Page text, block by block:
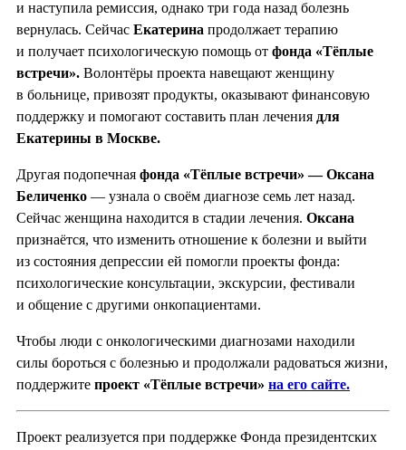
и наступила ремиссия, однако три года назад болезнь
вернулась. Сейчас Екатерина продолжает терапию
и получает психологическую помощь от фонда «Тёплые
встречи». Волонтёры проекта навещают женщину
в больнице, привозят продукты, оказывают финансовую
поддержку и помогают составить план лечения для
Екатерины в Москве.
Другая подопечная фонда «Тёплые встречи» — Оксана
Беличенко — узнала о своём диагнозе семь лет назад.
Сейчас женщина находится в стадии лечения. Оксана
признаётся, что изменить отношение к болезни и выйти
из состояния депрессии ей помогли проекты фонда:
психологические консультации, экскурсии, фестивали
и общение с другими онкопациентами.
Чтобы люди с онкологическими диагнозами находили
силы бороться с болезнью и продолжали радоваться жизни,
поддержите проект «Тёплые встречи» на его сайте.
Проект реализуется при поддержке Фонда президентских